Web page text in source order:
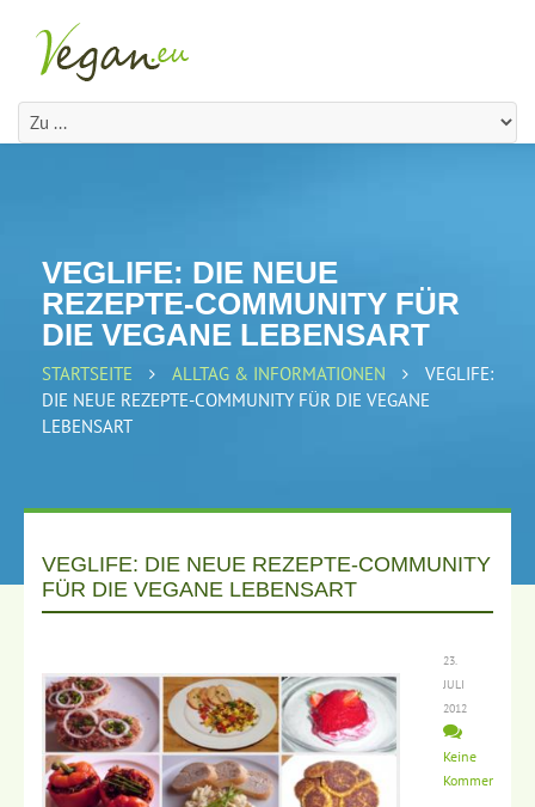
VEGLIFE: DIE NEUE
REZEPTE-COMMUNITY FÜR
DIE VEGANE LEBENSART
STARTSEITE ALLTAG & INFORMATIONEN
VEGLIFE:
DIE NEUE REZEPTE-COMMUNITY FÜR DIE VEGANE
LEBENSART
VEGLIFE: DIE NEUE REZEPTE-COMMUNITY
FÜR DIE VEGANE LEBENSART
23.
JULI
2012
Keine
Kommentare